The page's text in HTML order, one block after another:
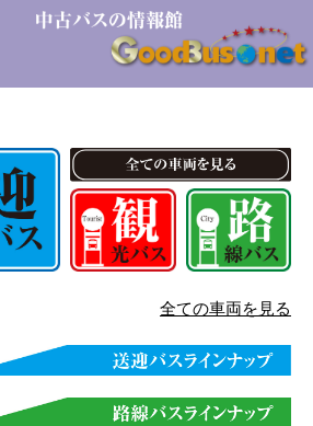
全ての車両を見る